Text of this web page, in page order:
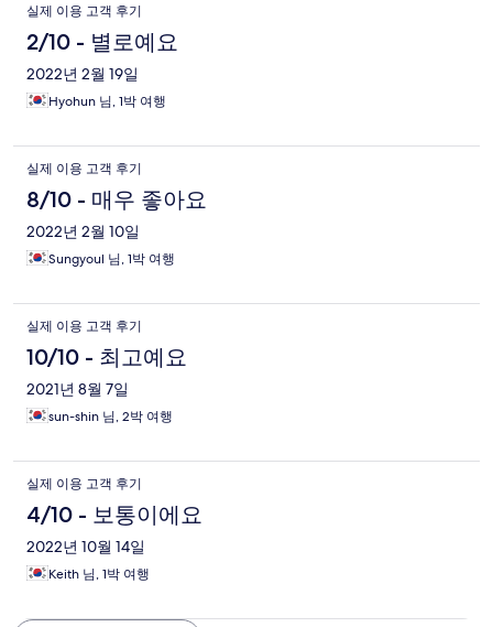
실제 이용 고객 후기
2/10 - 별로예요
2022년 2월 19일
Hyohun 님, 1박 여행
실제 이용 고객 후기
8/10 - 매우 좋아요
2022년 2월 10일
Sungyoul 님, 1박 여행
실제 이용 고객 후기
10/10 - 최고예요
2021년 8월 7일
sun-shin 님, 2박 여행
실제 이용 고객 후기
4/10 - 보통이에요
2022년 10월 14일
Keith 님, 1박 여행